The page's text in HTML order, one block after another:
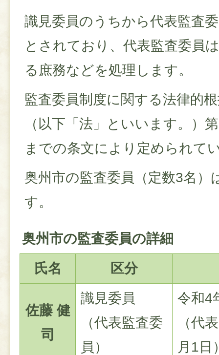
識見委員のうちから代表監査
とされており、代表監査委員
る庶務などを処理します。
監査委員制度に関する法律的
（以下「法」といいます。）
までの条文により定められて
奥州市の監査委員（定数3名）
す。
奥州市の監査委員の詳細
氏名
区分
佐藤 健
司
識見委員
（代表監査委
員）
令和4
（代
月1日